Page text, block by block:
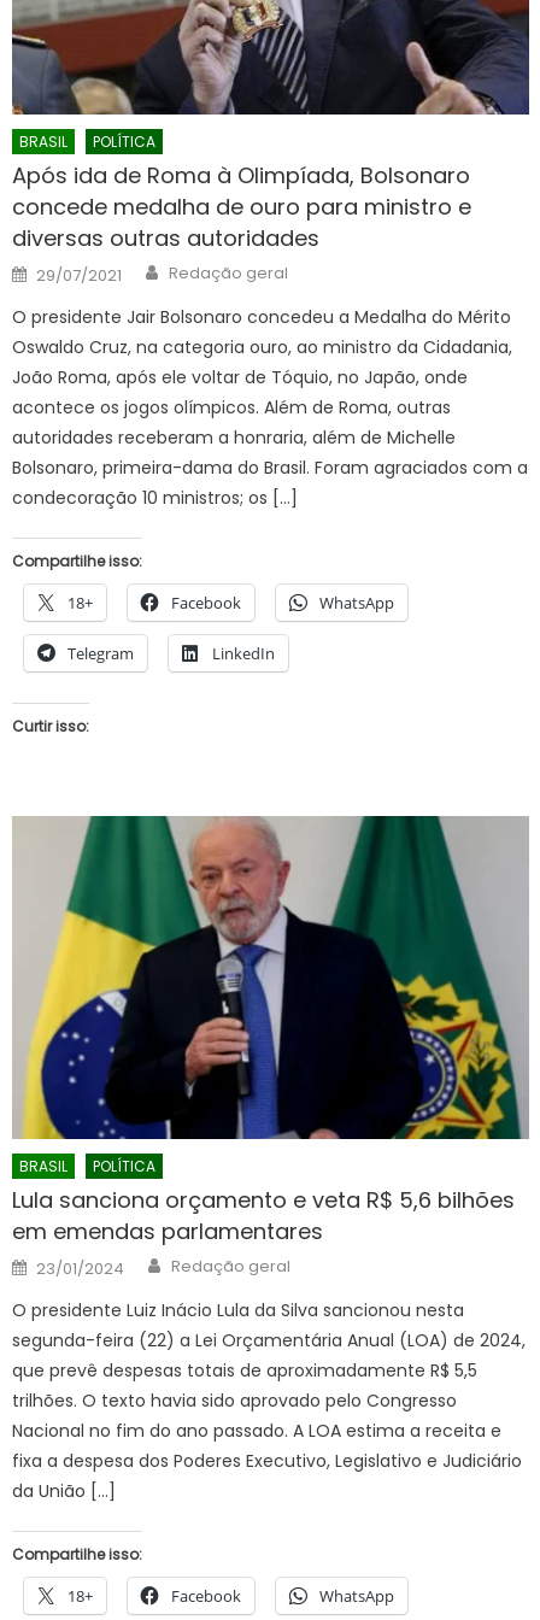
BRASIL POLÍTICA
Após ida de Roma à Olimpíada, Bolsonaro
concede medalha de ouro para ministro e
diversas outras autoridades
Posted
on
29/07/2021 Author
Redação geral
O presidente Jair Bolsonaro concedeu a Medalha do Mérito
Oswaldo Cruz, na categoria ouro, ao ministro da Cidadania,
João Roma, após ele voltar de Tóquio, no Japão, onde
acontece os jogos olímpicos. Além de Roma, outras
autoridades receberam a honraria, além de Michelle
Bolsonaro, primeira-dama do Brasil. Foram agraciados com a
condecoração 10 ministros; os […]
Compartilhe isso:
18+ Facebook WhatsApp
Telegram LinkedIn
Curtir isso:
BRASIL POLÍTICA
Lula sanciona orçamento e veta R$ 5,6 bilhões
em emendas parlamentares
Posted
on
23/01/2024 Author
Redação geral
O presidente Luiz Inácio Lula da Silva sancionou nesta
segunda-feira (22) a Lei Orçamentária Anual (LOA) de 2024,
que prevê despesas totais de aproximadamente R$ 5,5
trilhões. O texto havia sido aprovado pelo Congresso
Nacional no fim do ano passado. A LOA estima a receita e
fixa a despesa dos Poderes Executivo, Legislativo e Judiciário
da União […]
Compartilhe isso:
18+ Facebook WhatsApp